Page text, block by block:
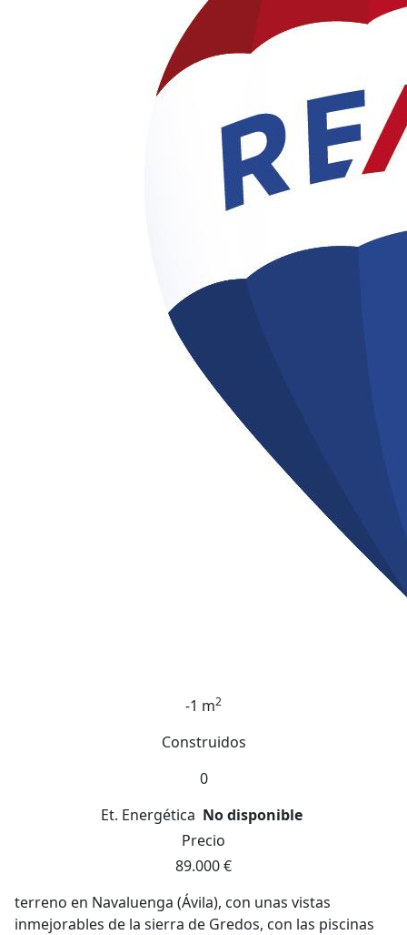
-1 m2
Construidos
0
Et. Energética No disponible
Precio
89.000 €
terreno en Navaluenga (Ávila), con unas vistas
inmejorables de la sierra de Gredos, con las piscinas